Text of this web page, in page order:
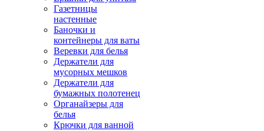
Газетницы
настенные
Баночки и
контейнеры для ваты
Веревки для белья
Держатели для
мусорных мешков
Держатели для
бумажных полотенец
Органайзеры для
белья
Крючки для ванной